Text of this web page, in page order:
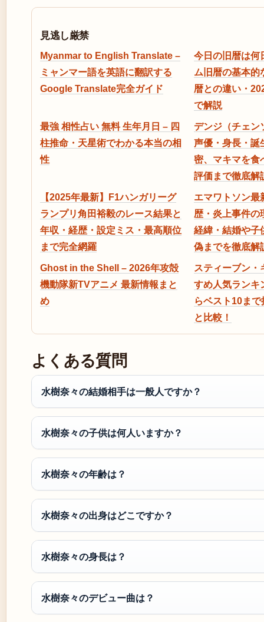
見逃し厳禁
Myanmar to English Translate –
ミャンマー語を英語に翻訳する
Google Translate完全ガイド
今日の旧暦は何
ム旧暦の基本的
暦との違い・
で解説
最強 相性占い 無料 生年月日 – 四
柱推命・天星術でわかる本当の相
性
デンジ（チェン
声優・身長・誕
密、マキマを食
評価まで徹底解
【2025年最新】F1ハンガリーグ
ランプリ角田裕毅のレース結果と
年収・経歴・設定ミス・最高順位
まで完全網羅
エマワトソン最
歴・炎上事件の
経緯・結婚や子
偽までを徹底解
Ghost in the Shell – 2026年攻殻
機動隊新TVアニメ 最新情報まと
め
スティーブン・
すめ人気ランキ
らベスト10ま
と比較！
よくある質問
水樹奈々の結婚相手は一般人ですか？
水樹奈々の子供は何人いますか？
水樹奈々の年齢は？
水樹奈々の出身はどこですか？
水樹奈々の身長は？
水樹奈々のデビュー曲は？